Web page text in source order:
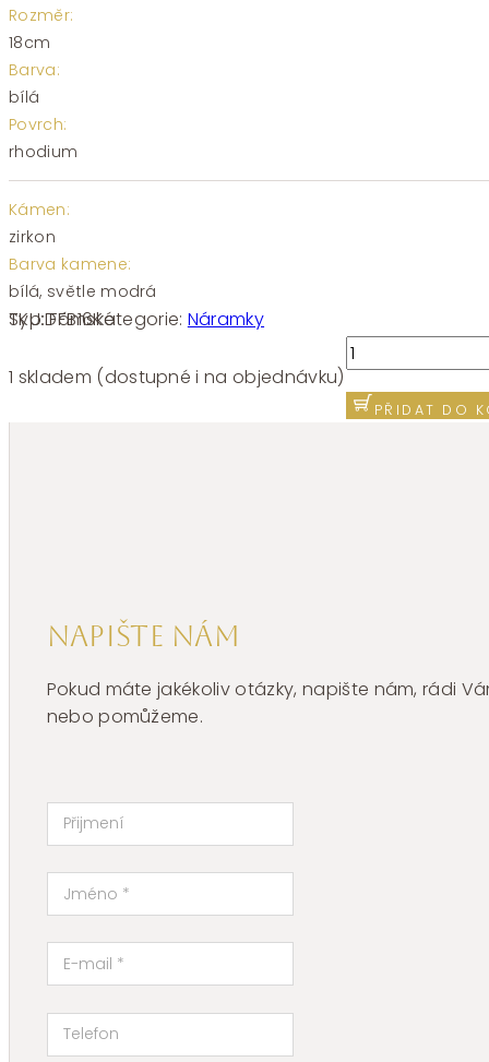
Rozměr:
18cm
Barva:
bílá
Povrch:
rhodium
Kámen:
zirkon
Barva kamene:
bílá, světle modrá
SKU:FFB16Kategorie: Náramky
Typ:Dámské
1 skladem (dostupné i na objednávku)
Stříbrný
náramek
Brosway
Fancy
PŘIDAT DO
Napište nám
Pokud máte jakékoliv otázky, napište nám, rádi
nebo pomůžeme.